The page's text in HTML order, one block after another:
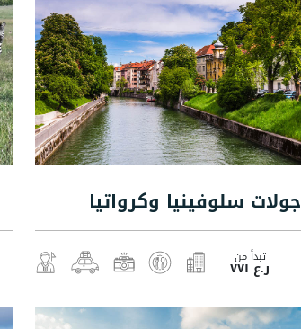
جولات سلوفينيا وكرواتيا
تبدأ من
ر.ع ٧٧١